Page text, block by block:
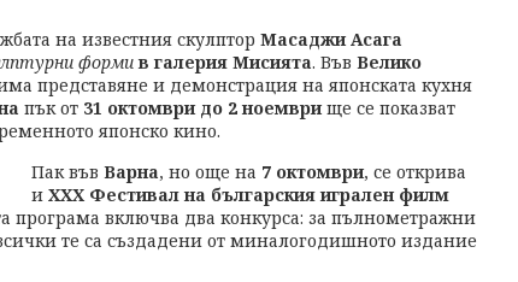
на известния скулптор Масаджи Асага
формив галерия Мисията. Във Велико
представяне и демонстрация на японската кухня
пък от 31 октомври до 2 ноемврище се показват
японско кино.
Пак във Варна, но още на 7 октомври, се открива
и XXХ Фестивал на българския игрален филм
програма включва два конкурса: за пълнометражни
те са създадени от миналогодишното издание